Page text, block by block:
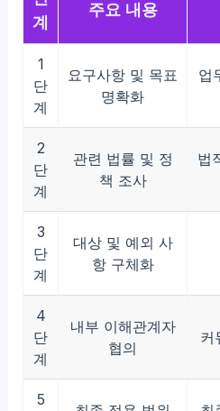
계
주요 내용
1
단
계
요구사항 및 목표
명확화
업
2
단
계
관련 법률 및 정
책 조사
법
3
단
계
대상 및 예외 사
항 구체화
4
단
계
내부 이해관계자
협의
커
5